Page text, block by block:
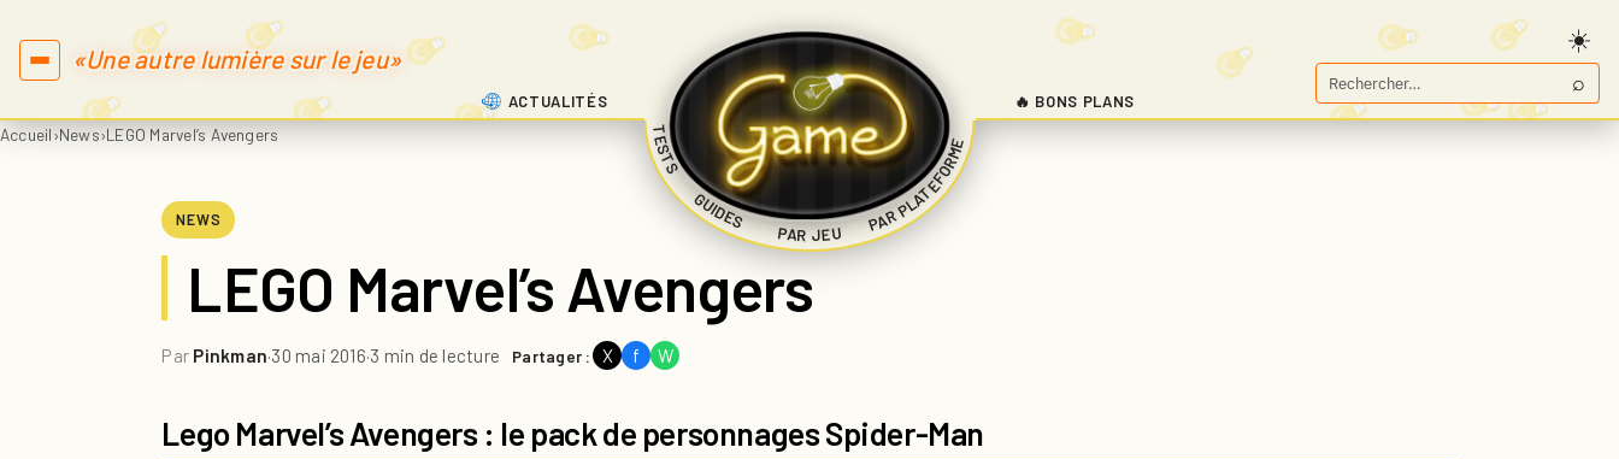
«Une autre lumière sur le jeu»
Rechercher
⌕
ACTUALITÉS
TESTS
GUIDES
PAR JEU PAR PLATEFORME
|
| |
🔥 BONS PLANS
Accueil›News›LEGO Marvel’s Avengers
NEWS
LEGO Marvel’s Avengers
Par Pinkman·30 mai 2016·3 min de lecture Partager : X f W
Lego Marvel’s Avengers : le pack de personnages Spider-Man